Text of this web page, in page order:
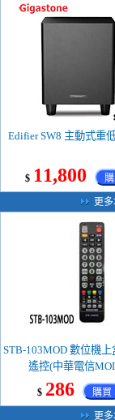
Edifier SW8 主動式重
$ 11,800
更
STB-103MOD 數位機上
遙控(中華電信
$ 286 購買
更